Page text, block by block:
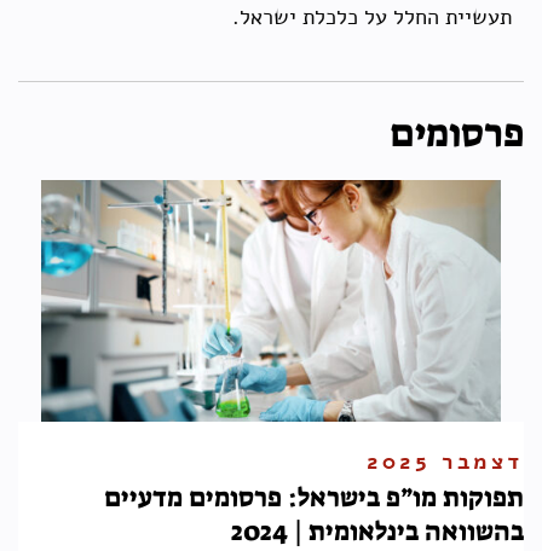
תעשיית החלל על כלכלת ישראל.
פרסומים
דצמבר 2025
תפוקות מו”פ בישראל: פרסומים מדעיים
בהשוואה בינלאומית | 2024